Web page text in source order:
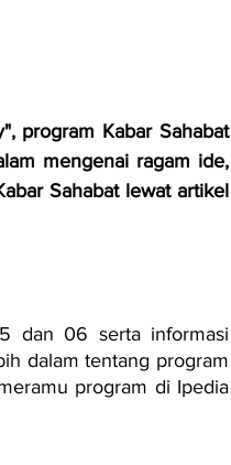
program Kabar Sahabat
mengenai ragam ide,
Sahabat lewat artikel
dan 06 serta informasi
dalam tentang program
program di Ipedia